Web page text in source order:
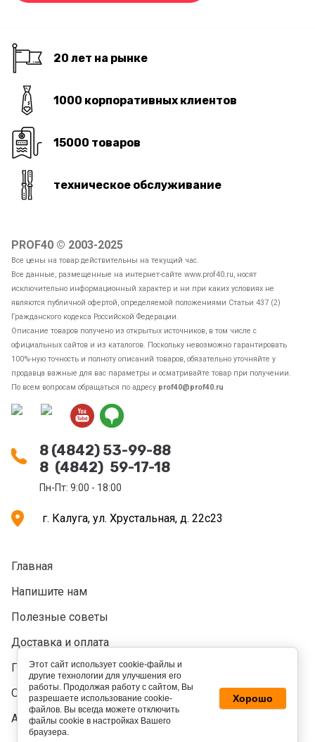
20 лет на рынке
1000 корпоративных клиентов
15000 товаров
техническое обслуживание
PROF40 © 2003-2025
Все цены на товар действительны на текущий час.
Все данные, размещенные на интернет-сайте www.prof40.ru, носят
исключительно информационный характер и ни при каких условиях не
являются публичной офертой, определяемой положениями Статьи 437 (2)
Гражданского кодекса Российской Федерации.
Описание товаров получено из открытых источников, в том числе с
официальных сайтов и из каталогов. Поскольку невозможно гарантировать
100%-ную точность и полноту описаний товаров, обязательно уточняйте у
продавца важные для вас параметры и осматривайте товар при получении.
По всем вопросам обращаться по адресу prof40@prof40.ru
8 (4842) 53-99-88
8 (4842) 59-17-18
Пн-Пт: 9:00 - 18:00
г. Калуга, ул. Хрустальная, д. 22с23
Главная
Напишите нам
Полезные советы
Доставка и оплата
Политика конфидециальности
Оформление заказов
Акции
Этот сайт использует cookie-файлы и
другие технологии для улучшения его
работы. Продолжая работу с сайтом, Вы
разрешаете использование cookie-
файлов. Вы всегда можете отключить
файлы cookie в настройках Вашего
браузера.
Хорошо